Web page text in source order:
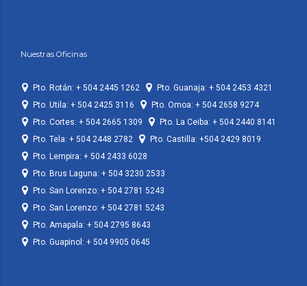
Nuestras Oficinas
Pto. Rotán: + 504 2445 1262
Pto. Guanaja: + 504 2453 4321
Pto. Utila: + 504 2425 3116
Pto. Omoa: + 504 2658 9274
Pto. Cortes: + 504 2665 1309
Pto. La Ceiba: + 504 2440 8141
Pto. Tela: + 504 2448 2782
Pto. Castilla: +504 2429 8019
Pto. Lempira: + 504 2433 6028
Pto. Brus Laguna: + 504 3230 2533
Pto. San Lorenzo: + 504 2781 5243
Pto. San Lorenzo: + 504 2781 5243
Pto. Amapala: + 504 2795 8643
Pto. Guapinol: + 504 9905 0645